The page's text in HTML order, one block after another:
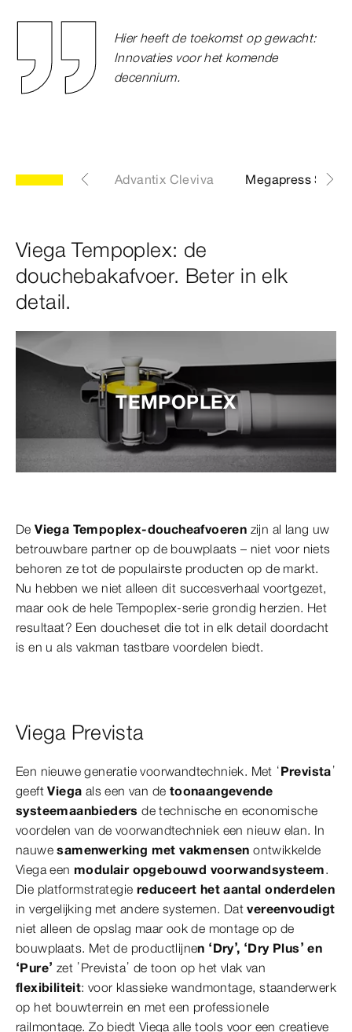
Hier heeft de toekomst op gewacht:
Innovaties voor het komende
decennium.
Prevista Advantix Cleviva Megapress S
Viega Tempoplex: de
douchebakafvoer. Beter in elk
detail.
TEMPOPLEX
De Viega Tempoplex-doucheafvoeren zijn al lang uw
betrouwbare partner op de bouwplaats – niet voor niets
behoren ze tot de populairste producten op de markt.
Nu hebben we niet alleen dit succesverhaal voortgezet,
maar ook de hele Tempoplex-serie grondig herzien. Het
resultaat? Een doucheset die tot in elk detail doordacht
is en u als vakman tastbare voordelen biedt.
Viega Prevista
Een nieuwe generatie voorwandtechniek. Met ‘Prevista’
geeftViega als een van de toonaangevende
systeemaanbieders de technische en economische
voordelen van de voorwandtechniek een nieuw elan. In
nauwesamenwerking met vakmensen ontwikkelde
Viega een modulair opgebouwd voorwandsysteem.
Die platformstrategie reduceert het aantal onderdelen
in vergelijking met andere systemen. Datvereenvoudigt
niet alleen de opslag maar ook de montage op de
bouwplaats. Met de productlijnen ‘Dry’, ‘Dry Plus’ en
‘Pure’ zet ’Prevista’ de toon op het vlak van
flexibiliteit: voor klassieke wandmontage, staanderwerk
op het bouwterrein en met een professionele
railmontage. Zo biedt Viega alle tools voor een creatieve